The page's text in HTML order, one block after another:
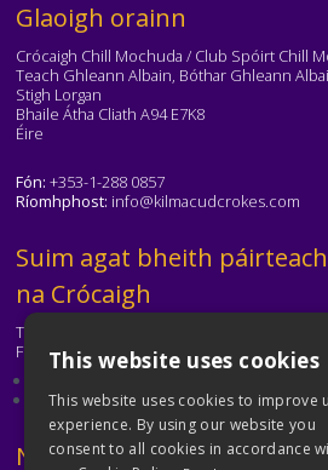
Téasc
Glaoigh orainn
Crócaigh Chill Mochuda / Club Spóirt Chill
Teach Ghleann Albain, Bóthar Ghleann
Stigh Lorgan
Bhaile Átha Cliath A94 E7K8
Éire
Fón: +353-1-288 0857
Ríomhphost: info@kilmacudcrokes.com
Téasc
Suim agat bheith
na Crócaigh
Tá Cill Mochuda na Crócaigh ar cheann de
Freastalaímid ar gach aois agus ar gach cumas.
Déan teagmháil leis an gclub
Téasc
Naisc Úsáideacha
This website uses cookies
This website uses cookies to improve
experience. By using our website you
consent to all cookies in accordance